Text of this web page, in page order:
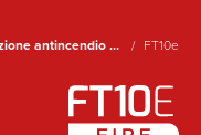
antincendio ... FT10e